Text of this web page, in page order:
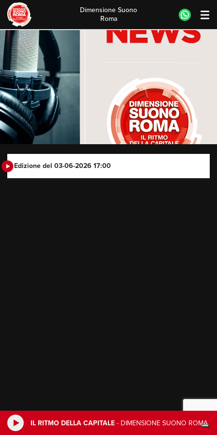
IL RITMO DELLA CAPITALE - DIMENSIONE SUONO ROMA
Skip
to
content
Dimensione Suono
Roma
Edizione del 03-06-2026 17:00